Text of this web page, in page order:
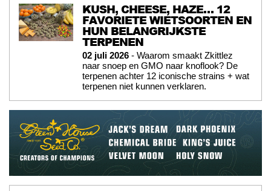
KUSH, CHEESE, HAZE… 12
FAVORIETE WIETSOORTEN EN
HUN BELANGRIJKSTE
TERPENEN
02 juli 2026 - Waarom smaakt Zkittlez
naar snoep en GMO naar knoflook? De
terpenen achter 12 iconische strains + wat
terpenen niet kunnen verklaren.